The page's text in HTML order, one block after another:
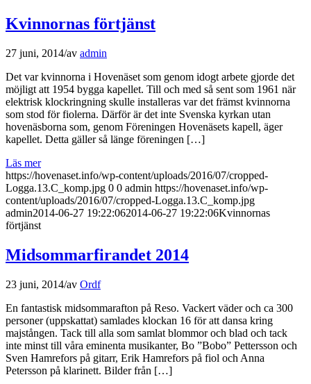
Kvinnornas förtjänst
27 juni, 2014/av admin
Det var kvinnorna i Hovenäset som genom idogt arbete gjorde det
möjligt att 1954 bygga kapellet. Till och med så sent som 1961 när
elektrisk klockringning skulle installeras var det främst kvinnorna
som stod för fiolerna. Därför är det inte Svenska kyrkan utan
hovenäsborna som, genom Föreningen Hovenäsets kapell, äger
kapellet. Detta gäller så länge föreningen […]
Läs mer
https://hovenaset.info/wp-content/uploads/2016/07/cropped-
Logga.13.C_komp.jpg 0 0 admin https://hovenaset.info/wp-
content/uploads/2016/07/cropped-Logga.13.C_komp.jpg
admin2014-06-27 19:22:062014-06-27 19:22:06Kvinnornas
förtjänst
Midsommarfirandet 2014
23 juni, 2014/av Ordf
En fantastisk midsommarafton på Reso. Vackert väder och ca 300
personer (uppskattat) samlades klockan 16 för att dansa kring
majstången. Tack till alla som samlat blommor och blad och tack
inte minst till våra eminenta musikanter, Bo ”Bobo” Pettersson och
Sven Hamrefors på gitarr, Erik Hamrefors på fiol och Anna
Petersson på klarinett. Bilder från […]